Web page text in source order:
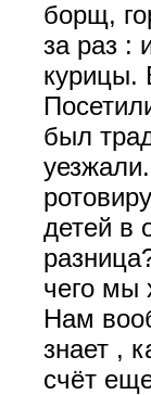
борщ,
за раз :
курицы.
был
детей в
чего мы
Нам
знает ,
счёт